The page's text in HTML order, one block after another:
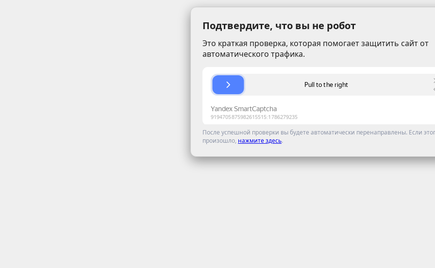
Подтвердите, что вы не робот
Это краткая проверка, которая помогает защитить сайт от
автоматического трафика.
После успешной проверки вы будете автоматически перенаправлены. Если
произошло, нажмите здесь.